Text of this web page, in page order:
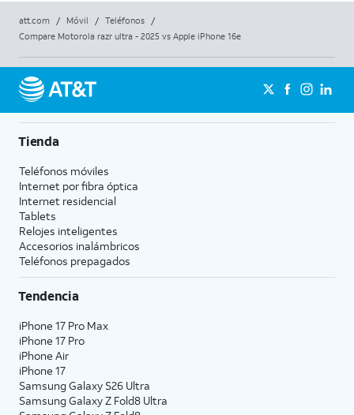
att.com / Móvil / Teléfonos
/
Compare Motorola razr ultra - 2025 vs Apple iPhone 16e
Tienda
Teléfonos móviles
Internet por fibra óptica
Internet residencial
Tablets
Relojes inteligentes
Accesorios inalámbricos
Teléfonos prepagados
Tendencia
iPhone 17 Pro Max
iPhone 17 Pro
iPhone Air
iPhone 17
Samsung Galaxy S26 Ultra
Samsung Galaxy Z Fold8 Ultra